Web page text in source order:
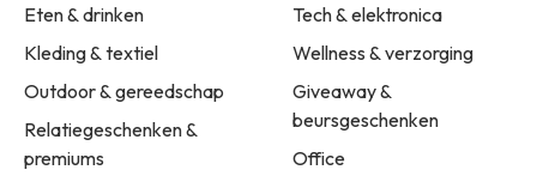
Eten & drinken
Kleding & textiel
Outdoor & gereedschap
Relatiegeschenken &
premiums
Tech & elektronica
Wellness & verzorging
Giveaway &
beursgeschenken
Office